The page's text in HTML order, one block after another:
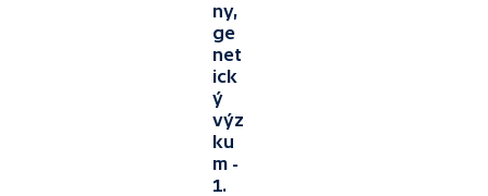
ny,
ge
net
ick
ý
výz
ku
m -
1.